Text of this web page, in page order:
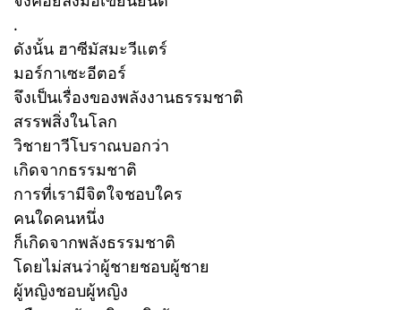
.
ดังนั้น ฮาซีมัสมะวีแตร์
มอร์กาเซะอีตอร์
จึงเป็นเรื่องของพลังงานธรรมชาติ
สรรพสิ่งในโลก
วิชายาวีโบราณบอกว่า
เกิดจากธรรมชาติ
การที่เรามีจิตใจชอบใคร
คนใดคนหนึ่ง
ก็เกิดจากพลังธรรมชาติ
โดยไม่สนว่าผู้ชายชอบผู้ชาย
ผู้หญิงชอบผู้หญิง